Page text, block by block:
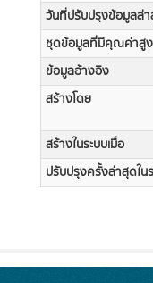
วันที่ปรับปรุงข้อมูลล่
ชุดข้อมูลที่มีคุณค่าสูง
ข้อมูลอ้างอิง
สร้างโดย
สร้างในระบบเมื่อ
ปรับปรุงครั้งล่าสุดใน